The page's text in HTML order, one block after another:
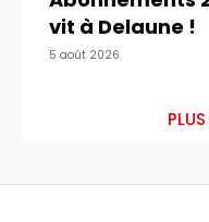
vit à Delaune !
5 août 2026